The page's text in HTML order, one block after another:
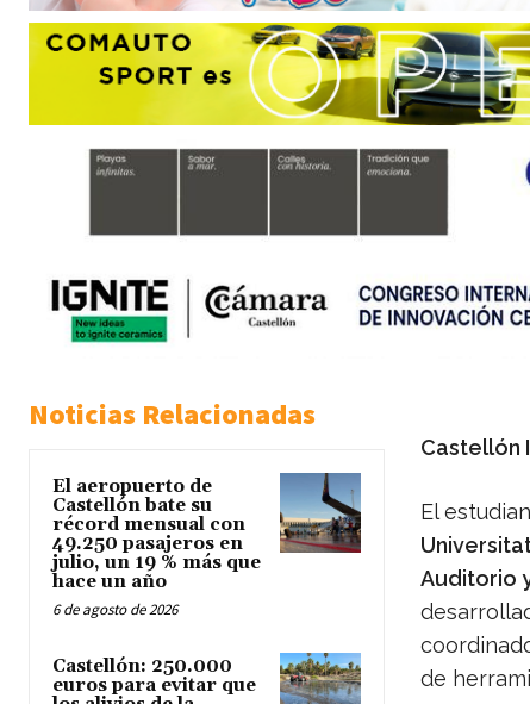
Noticias Relacionadas
El aeropuerto de
Castellón bate su
récord mensual con
49.250 pasajeros en
julio, un 19 % más que
hace un año
6 de agosto de 2026
Castellón: 250.000
euros para evitar que
Castellón
El
Auditorio
de